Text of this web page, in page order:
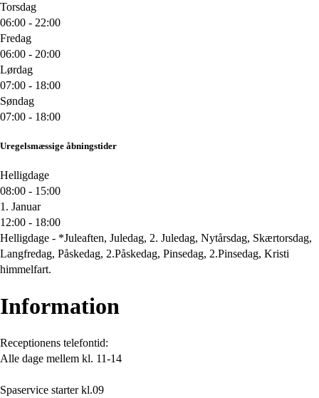
Torsdag
06:00 - 22:00
Fredag
06:00 - 20:00
Lørdag
07:00 - 18:00
Søndag
07:00 - 18:00
Uregelsmæssige åbningstider
Helligdage
08:00 - 15:00
1. Januar
12:00 - 18:00
Helligdage - *Juleaften, Juledag, 2. Juledag, Nytårsdag, Skærtorsdag,
Langfredag, Påskedag, 2.Påskedag, Pinsedag, 2.Pinsedag, Kristi
himmelfart.
Information
Receptionens telefontid:
Alle dage mellem kl. 11-14
Spaservice starter kl.09